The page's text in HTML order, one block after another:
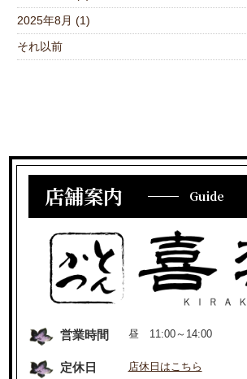
2025年8月 (1)
それ以前
店舗案内 Guide
営業時間 昼 11:00～14:00
定休日 店休日はこちら